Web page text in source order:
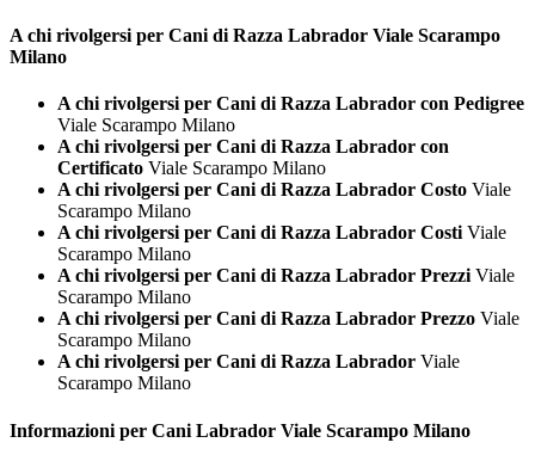
A chi rivolgersi per Cani di Razza Labrador Viale Scarampo
Milano
A chi rivolgersi per Cani di Razza Labrador con Pedigree
Viale Scarampo Milano
A chi rivolgersi per Cani di Razza Labrador con
Certificato Viale Scarampo Milano
A chi rivolgersi per Cani di Razza Labrador Costo Viale
Scarampo Milano
A chi rivolgersi per Cani di Razza Labrador CostiViale
Scarampo Milano
A chi rivolgersi per Cani di Razza Labrador PrezziViale
Scarampo Milano
A chi rivolgersi per Cani di Razza Labrador Prezzo Viale
Scarampo Milano
A chi rivolgersi per Cani di Razza Labrador Viale
Scarampo Milano
Informazioni per Cani Labrador Viale Scarampo Milano